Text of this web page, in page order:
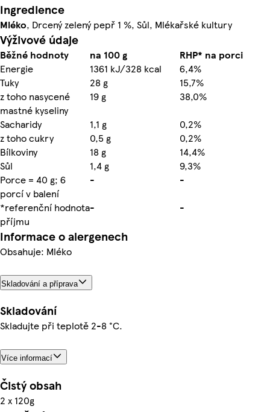
Ingredience
Mléko, Drcený zelený pepř 1 %, Sůl, Mlékařské kultury
Výživové údaje
Běžné hodnoty na 100 g
RHP* na porci
Energie
1361 kJ/328 kcal
6,4%
Tuky
28 g
15,7%
z toho nasycené
mastné kyseliny
19 g
38,0%
Sacharidy
1,1 g
0,2%
z toho cukry
0,5 g
0,2%
Bílkoviny
18 g
14,4%
Sůl
1,4 g
9,3%
Porce = 40 g; 6
porcí v balení
-
-
*referenční hodnota
příjmu
- -
Informace o alergenech
Obsahuje: Mléko
Skladování a příprava
Skladování
Skladujte při teplotě 2-8 °C.
Více informací
Čistý obsah
2 x 120g